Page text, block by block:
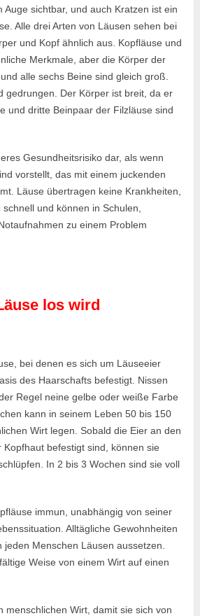
Auge sichtbar, und auch Kratzen ist ein
Alle drei Arten von Läusen sehen bei
und Kopf ähnlich aus. Kopfläuse und
Merkmale, aber die Körper der
alle sechs Beine sind gleich groß.
gedrungen. Der Körper ist breit, da er
und dritte Beinpaar der Filzläuse sind
Gesundheitsrisiko dar, als wenn
vorstellt, das mit einem juckenden
Läuse übertragen keine Krankheiten,
und können in Schulen,
zu einem Problem
los wird
bei denen es sich um Läuseeier
des Haarschafts befestigt. Nissen
Regel neine gelbe oder weiße Farbe
kann in seinem Leben 50 bis 150
Wirt legen. Sobald die Eier an den
Kopfhaut befestigt sind, können sie
In 2 bis 3 Wochen sind sie voll
immun, unabhängig von seiner
Alltägliche Gewohnheiten
jeden Menschen Läusen aussetzen.
Weise von einem Wirt auf einen
menschlichen Wirt, damit sie sich von